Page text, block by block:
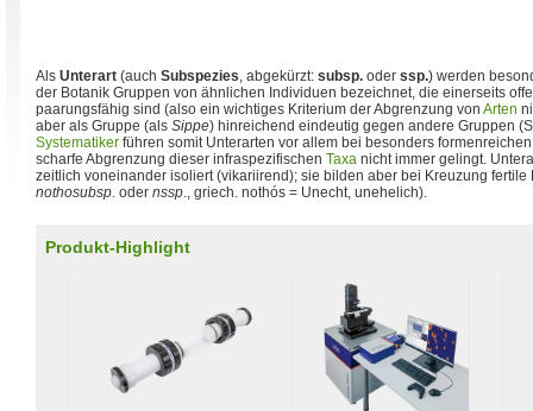
Als Unterart (auch Subspezies, abgekürzt: subsp. oder ssp.) werden
der Botanik Gruppen von ähnlichen Individuen bezeichnet, die einerseits
paarungsfähig sind (also ein wichtiges Kriterium der Abgrenzung von Arten
aber als Gruppe (als Sippe) hinreichend eindeutig gegen andere Gruppen
Systematiker führen somit Unterarten vor allem bei besonders
scharfe Abgrenzung dieser infraspezifischen Taxa nicht immer gelingt.
zeitlich voneinander isoliert (vikariirend); sie bilden aber bei Kreuzung fertile
nothosubsp. oder nssp., griech. nothós = Unecht, unehelich).
Produkt-Highlight